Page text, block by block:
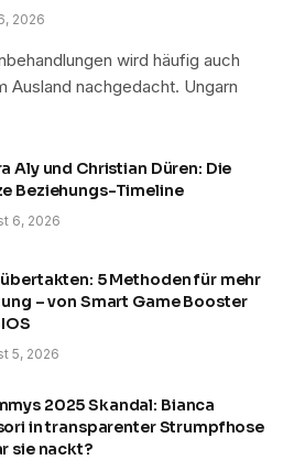
2026
wird häufig auch
Ausland nachgedacht. Ungarn
Aly und Christian Düren: Die
Beziehungs-Timeline
6, 2026
übertakten: 5 Methoden für mehr
– von Smart Game Booster
5, 2026
2025 Skandal: Bianca
in transparenter Strumpfhose
sie nackt?